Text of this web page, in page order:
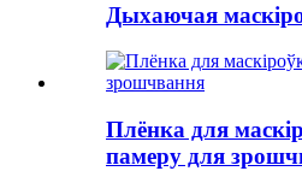
Дыхаючая
Плёнка для
памеру для